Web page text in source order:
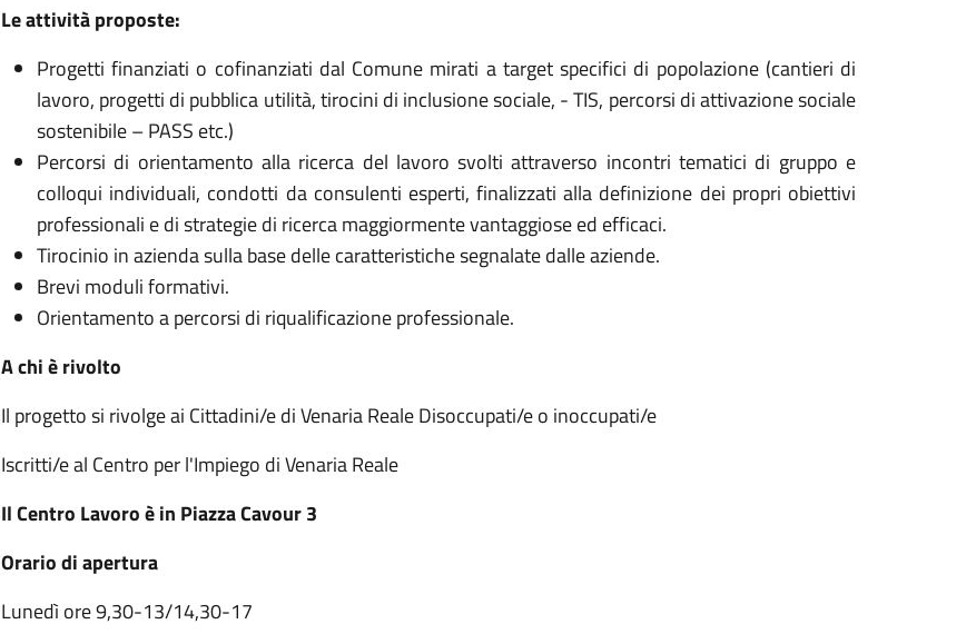
Le attività proposte:
Progetti finanziati o cofinanziati dal Comune mirati a target specifici di popolazione (cantieri di
lavoro, progetti di pubblica utilità, tirocini di inclusione sociale, - TIS, percorsi di attivazione sociale
sostenibile – PASS etc.)
Percorsi di orientamento alla ricerca del lavoro svolti attraverso incontri tematici di gruppo e
colloqui individuali, condotti da consulenti esperti, finalizzati alla definizione dei propri obiettivi
professionali e di strategie di ricerca maggiormente vantaggiose ed efficaci.
Tirocinio in azienda sulla base delle caratteristiche segnalate dalle aziende.
Brevi moduli formativi.
Orientamento a percorsi di riqualificazione professionale.
A chi è rivolto
Il progetto si rivolge ai Cittadini/e di Venaria Reale Disoccupati/e o inoccupati/e
Iscritti/e al Centro per l'Impiego di Venaria Reale
Il Centro Lavoro è in Piazza Cavour 3
Orario di apertura
Lunedì ore 9,30-13/14,30-17